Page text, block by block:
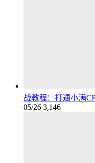
战教程：打通小满
05/26 3,146